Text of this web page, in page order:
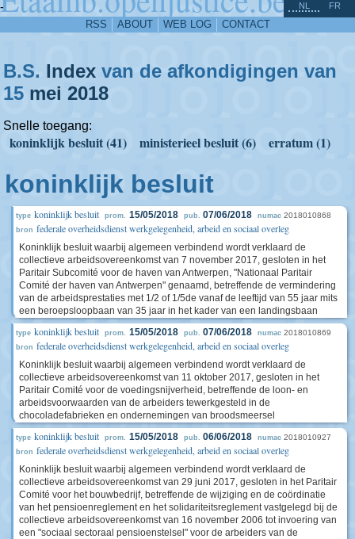
-
RSS ABOUT WEB LOG CONTACT
NL FR
B.S. Index van de afkondigingen van
15 mei 2018
Snelle toegang:
koninklijk besluit (41) ministerieel besluit (6) erratum (1)
koninklijk besluit
type koninklijk besluit prom. 15/05/2018 pub. 07/06/2018 numac 2018010868
bron federale overheidsdienst werkgelegenheid, arbeid en sociaal overleg
Koninklijk besluit waarbij algemeen verbindend wordt verklaard de
collectieve arbeidsovereenkomst van 7 november 2017, gesloten in het
Paritair Subcomité voor de haven van Antwerpen, "Nationaal Paritair
Comité der haven van Antwerpen" genaamd, betreffende de vermindering
van de arbeidsprestaties met 1/2 of 1/5de vanaf de leeftijd van 55 jaar mits
een beroepsloopbaan van 35 jaar in het kader van een landingsbaan
type koninklijk besluit prom. 15/05/2018 pub. 07/06/2018 numac 2018010869
bron federale overheidsdienst werkgelegenheid, arbeid en sociaal overleg
Koninklijk besluit waarbij algemeen verbindend wordt verklaard de
collectieve arbeidsovereenkomst van 11 oktober 2017, gesloten in het
Paritair Comité voor de voedingsnijverheid, betreffende de loon- en
arbeidsvoorwaarden van de arbeiders tewerkgesteld in de
chocoladefabrieken en ondernemingen van broodsmeersel
type koninklijk besluit prom. 15/05/2018 pub. 06/06/2018 numac 2018010927
bron federale overheidsdienst werkgelegenheid, arbeid en sociaal overleg
Koninklijk besluit waarbij algemeen verbindend wordt verklaard de
collectieve arbeidsovereenkomst van 29 juni 2017, gesloten in het Paritair
Comité voor het bouwbedrijf, betreffende de wijziging en de coördinatie
van het pensioenreglement en het solidariteitsreglement vastgelegd bij de
collectieve arbeidsovereenkomst van 16 november 2006 tot invoering van
een "sociaal sectoraal pensioenstelsel" voor de arbeiders van de
^